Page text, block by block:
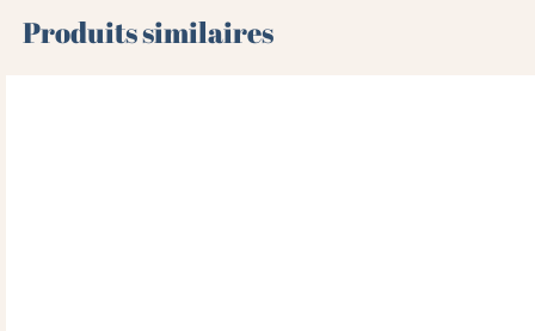
Produits similaires